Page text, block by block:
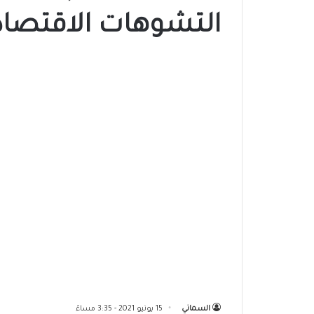
التشوهات
السماني 15 يونيو 2021 - 3:35 مساءً